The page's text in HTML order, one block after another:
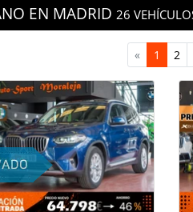
EN MADRID 26
« 1 2